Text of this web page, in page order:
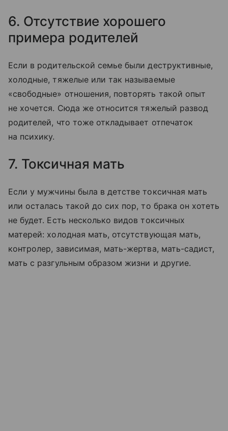
6. Отсутствие хорошего
примера родителей
Если в родительской семье были деструктивные,
холодные, тяжелые или так называемые
«свободные» отношения, повторять такой опыт
не хочется. Сюда же относится тяжелый развод
родителей, что тоже откладывает отпечаток
на психику.
7. Токсичная мать
Если у мужчины была в детстве токсичная мать
или осталась такой до сих пор, то брака он хотеть
не будет. Есть несколько видов токсичных
матерей: холодная мать, отсутствующая мать,
контролер, зависимая, мать-жертва, мать-садист,
мать с разгульным образом жизни и другие.